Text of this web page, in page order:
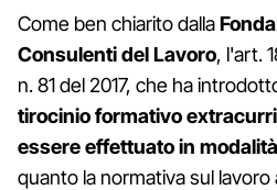
Come ben chiarito dalla
Consulenti del Lavoro, l'art.
n. 81 del 2017, che ha
tirocinio formativo
essere effettuato in
quanto la normativa sul lavoro